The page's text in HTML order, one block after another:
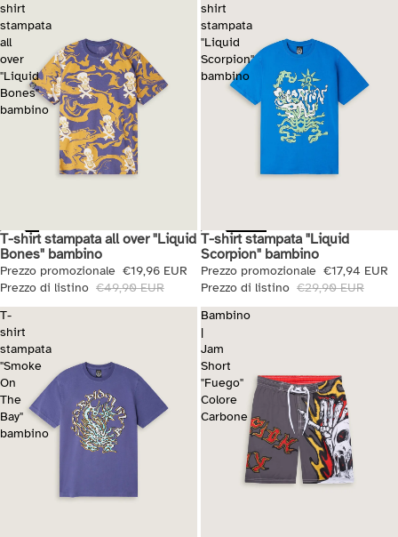
shirt
stampata
all
over
"Liquid
Bones"
bambino
Saldi
T-shirt stampata all over "Liquid
Bones" bambino
Prezzo promozionale €19,96 EUR
Prezzo di listino €49,90 EUR
shirt
stampata
"Liquid
Scorpion"
bambino
Saldi
T-shirt stampata "Liquid
Scorpion" bambino
Prezzo promozionale €17,94 EUR
Prezzo di listino €29,90 EUR
T-
shirt
stampata
"Smoke
On
The
Bay"
bambino
Bambino
|
Jam
Short
"Fuego"
Colore
Carbone